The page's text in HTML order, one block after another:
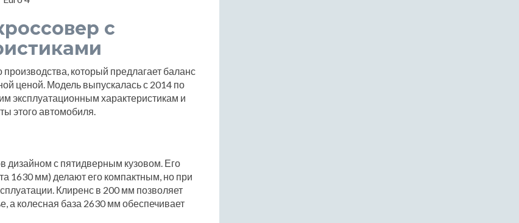
с
который предлагает баланс
ценой. Модель выпускалась с 2014 по
эксплуатационным характеристикам и
этого автомобиля.
дизайном с пятидверным кузовом. Его
1630 мм) делают его компактным, но при
Клиренс в 200 мм позволяет
а колесная база 2630 мм обеспечивает